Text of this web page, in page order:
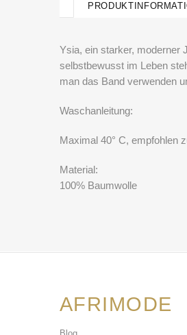
Ysia, ein starker, moderner
selbstbewusst im Leben
man das Band verwenden
Waschanleitung:
Maximal 40° C, empfohlen
Material:
100% Baumwolle
AFRIMODE